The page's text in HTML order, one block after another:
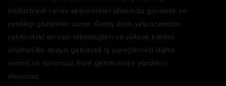
endüstriyel servis ekipmanları alanında güvenilir ve
yenilikçi çözümler sunar. Geniş ürün yelpazemizle,
sektördeki en son teknolojileri ve yüksek kaliteli
ürünleri bir araya getirerek iş süreçlerinizi daha
verimli ve sorunsuz hale getirmenize yardımcı
oluyoruz.